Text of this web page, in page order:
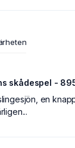
skådespel -
en